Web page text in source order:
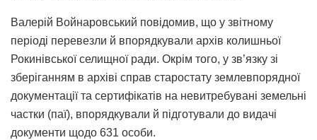
Валерій Войнаровський повідомив, що у звітному
періоді перевезли й впорядкували архів колишньої
Рокинівської селищної ради. Окрім того, у зв’язку зі
зберіганням в архіві справ старостату землевпорядної
документації та сертифікатів на невитребувані земельні
частки (паї), впорядкували й підготували до видачі
документи щодо 631 особи.